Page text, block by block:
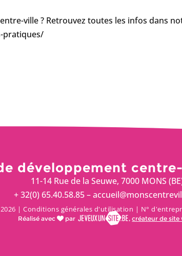
ville ? Retrouvez toutes les infos dans
pratiques/
développement
11-14 Rue de la Seuwe, 7000 MONS
+ 32(0) 65.40.58.85 –
2026 |Conditions générales d'utilisation | N°
Réalisé avec par ,créateur de site